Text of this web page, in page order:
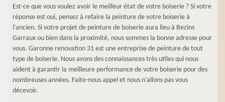
Est-ce que vous voulez avoir le meilleur état de votre boiserie ? Si votre
réponse est oui, pensez à refaire la peinture de votre boiserie à
l’ancien. Si votre projet de peinture de boiserie aura lieu à Bezins
Garraux ou bien dans la proximité, nous sommes la bonne adresse pour
vous. Garonne renovation 31 est une entreprise de peinture de tout
type de boiserie. Nous avons des connaissances très utiles qui nous
aident à garantir la meilleure performance de votre boiserie pour des
nombreuses années. Faite-nous appel et nous n’allons pas vous
décevoir.